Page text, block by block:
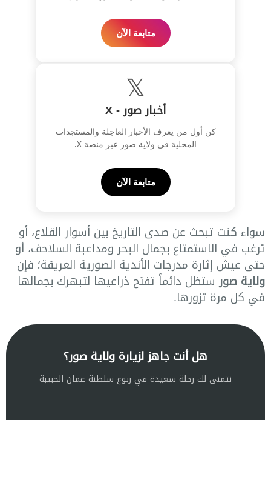
متابعة الآن
𝕏
أخبار صور - X
كن أول من يعرف الأخبار العاجلة والمستجدات
المحلية في ولاية صور عبر منصة X.
متابعة الآن
سواء كنت تبحث عن صدى التاريخ بين أسوار القلاع، أو
ترغب في الاستمتاع بجمال البحر ومداعبة السلاحف، أو
حتى عيش إثارة مدرجات الأندية الصورية العريقة؛ فإن
ولاية صورستظل دائماً تفتح ذراعيها لتبهرك بجمالها
في كل مرة تزورها.
هل أنت جاهز لزيارة ولاية صور؟
نتمنى لك رحلة سعيدة في ربوع سلطنة عمان الحبيبة